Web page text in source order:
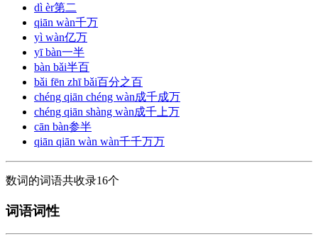
dì èr第二
qiān wàn千万
yì wàn亿万
yī bàn一半
bàn bǎi半百
bǎi fēn zhī bǎi百分之百
chéng qiān chéng wàn成千成万
chéng qiān shàng wàn成千上万
cān bàn参半
qiān qiān wàn wàn千千万万
数词的词语共收录16个
词语词性